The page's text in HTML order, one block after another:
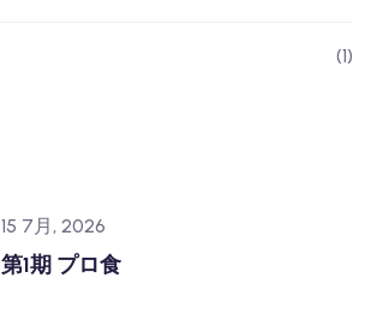
(1)
15 7月, 2026
第1期 プロ食